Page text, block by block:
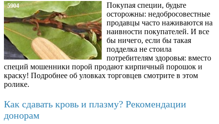
5904
Покупая специи, будьте
осторожны: недобросовестные
продавцы часто наживаются на
наивности покупателей. И все
бы ничего, если бы такая
подделка не стоила
потребителям здоровья: вместо
специй мошенники порой продают кирпичный порошок и
краску! Подробнее об уловках торговцев смотрите в этом
ролике.
Как сдавать кровь и плазму? Рекомендации
донорам